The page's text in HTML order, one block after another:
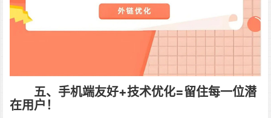
五、手机端友好+技术优化=留住每一位潜
在用户！